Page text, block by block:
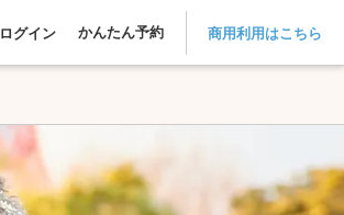
ログイン かんたん予約 商用利用はこちら